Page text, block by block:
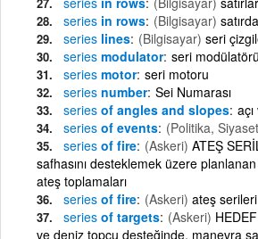
series in rows (Bilgisayar)
series lines (Bilgisayar) seri
series modulator seri modülatörü
series motor seri motoru
series number Sei Numarası
series of angles and slopes
series of events (Politika,
series of fire (Askeri) ATEŞ
safhasını desteklemek üzere planlanan
ateş toplamaları
series of fire (Askeri) ateş serileri
series of targets (Askeri)
ve deniz topçu desteğinde, manevra